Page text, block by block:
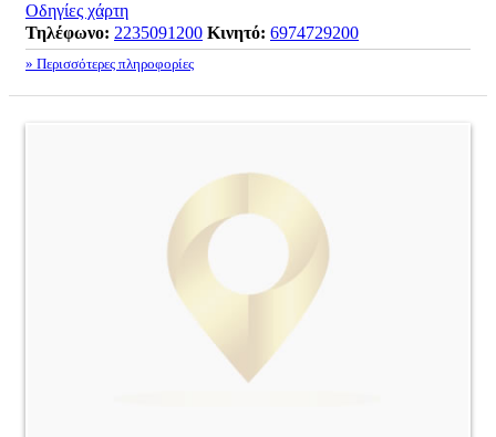
Οδηγίες χάρτη
Τηλέφωνο: 2235091200 Κινητό: 6974729200
» Περισσότερες πληροφορίες